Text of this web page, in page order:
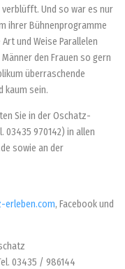
verblüfft. Und so war es nur
ihrer Bühnenprogramme
und Weise Parallelen
den Frauen so gern
überraschende
kaum sein.
Sie in der Oschatz-
03435 970142) in allen
sowie an der
erleben.com, Facebook und
03435 / 986144